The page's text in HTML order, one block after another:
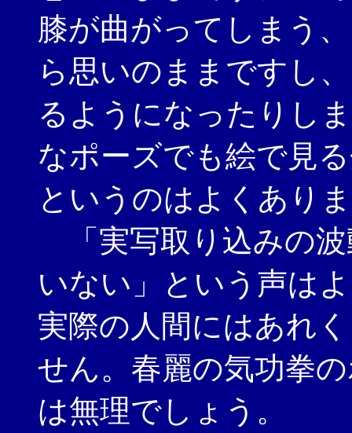
膝が曲がってしまう
ら思いのままですし
るようになったりし
なポーズでも絵で見
というのはよくあり
「実写取り込みの
いない」という声は
実際の人間にはあれ
せん。春麗の気功拳
は無理でしょう。